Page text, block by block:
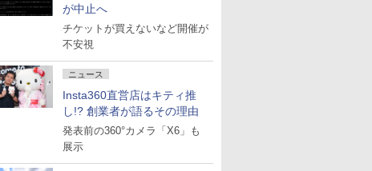
が中止へ
チケットが買えないなど開催が
不安視
ニュース
Insta360直営店はキティ推
し!? 創業者が語るその理由
発表前の360°カメラ「X6」も
展示